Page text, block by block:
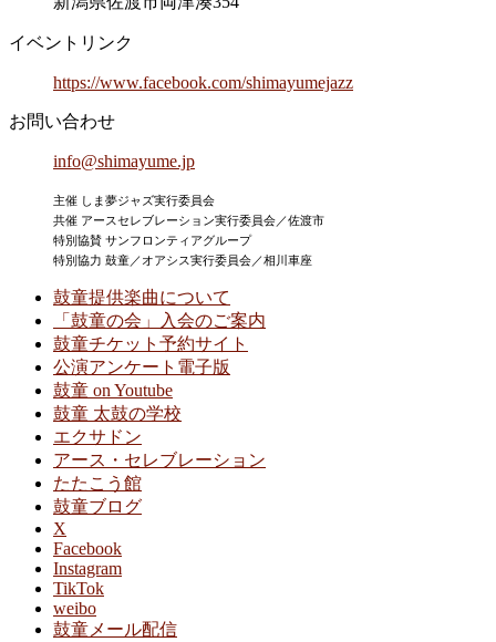
イベントリンク
https://www.facebook.com/shimayumejazz
お問い合わせ
info@shimayume.jp
主催 しま夢ジャズ実行委員会
共催 アースセレブレーション実行委員会／佐渡市
特別協賛 サンフロンティアグループ
特別協力 鼓童／オアシス実行委員会／相川車座
鼓童提供楽曲について
「鼓童の会」入会のご案内
鼓童チケット予約サイト
公演アンケート電子版
鼓童 on Youtube
鼓童 太鼓の学校
エクサドン
アース・セレブレーション
たたこう館
鼓童ブログ
X
Facebook
Instagram
TikTok
weibo
鼓童メール配信